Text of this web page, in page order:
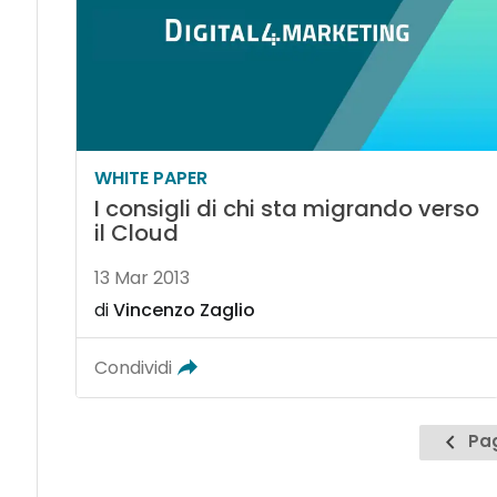
WHITE PAPER
I consigli di chi sta migrando verso
il Cloud
13 Mar 2013
diVincenzo Zaglio
Condividi